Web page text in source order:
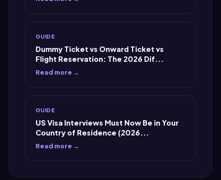
GUIDE
Dummy Ticket vs Onward Ticket vs
Flight Reservation: The 2026 Dif...
Read more →
GUIDE
US Visa Interviews Must Now Be in Your
Country of Residence (2026...
Read more →